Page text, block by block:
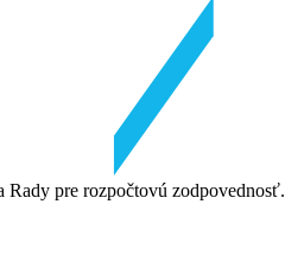
pre rozpočtovú zodpovednosť.